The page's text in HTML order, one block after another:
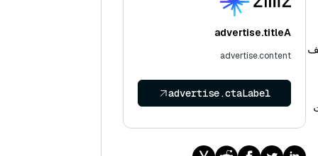
advertise.titleA
advertise.content
advertise.ctaLabel